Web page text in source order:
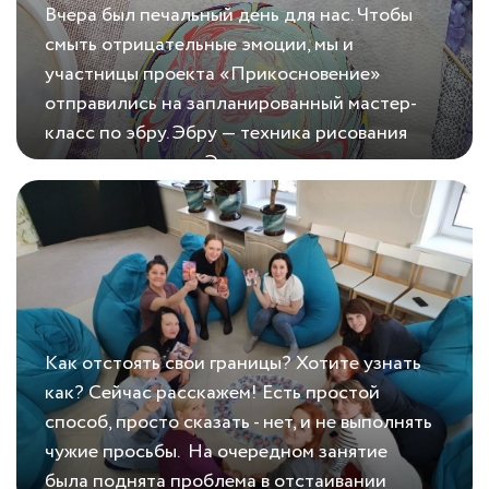
Прощание с печалью
Вчера был печальный день для нас. Чтобы
смыть отрицательные эмоции, мы и
участницы проекта «Прикосновение»
отправились на запланированный мастер-
класс по эбру. Эбру — техника рисования
красками на воде. Этот вид арт-терапии
помогает визуализировать эмоции, дать им
цвет, а потом — превратить в рисунок.
Изображение можно перенести на бумагу и
разорвать его, оставив всё плохое в
прошлом....
Как отстоять свои границы? Хотите узнать
как? Сейчас расскажем! Есть простой
способ, просто сказать - нет, и не выполнять
чужие просьбы. На очередном занятие
была поднята проблема в отстаивании